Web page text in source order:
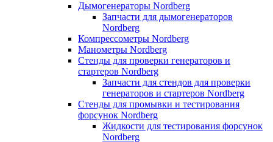
Дымогенераторы Nordberg
Запчасти для дымогенераторов
Nordberg
Компрессометры Nordberg
Манометры Nordberg
Стенды для проверки генераторов и
стартеров Nordberg
Запчасти для стендов для проверки
генераторов и стартеров Nordberg
Стенды для промывки и тестирования
форсунок Nordberg
Жидкости для тестирования форсунок
Nordberg